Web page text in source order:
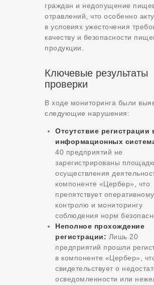
граждан и недопущение
отравлений, что особенно
в условиях ужесточения
качеству и безопасности
продукции.
Ключевые результаты
проверки
В ходе мониторинга были
следующие нарушения:
Отсутствие регистрации
информационных
40 предприятий не
зарегистрированы
осуществления
компоненте «Цербер», что
препятствует оперативному
контролю и мониторингу
соблюдения норм
Неполное прохождение
регистрации: Лишь 20
предприятий прошли
в компоненте «Цербер»,
свидетельствует о
осведомленности или